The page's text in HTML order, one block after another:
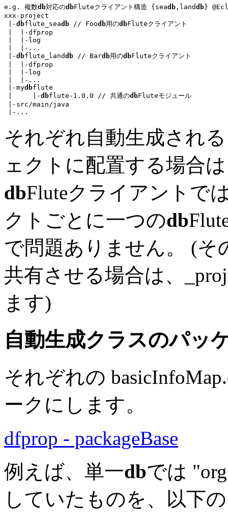
e.g. 複数db対応のdbFluteクライアント構造 {seadb ,landdb}
xxx-project
|-dbflute_seadb // Foodb用のdbFluteクライアント
|  |-dfprop
|  |-log
|  |- ...
|-dbflute_landdb // Bardb用のdbFluteクライアント
|  |-dfprop
|  |-log
|  |- ...
|-mydbflute
|     |-dbflute-1.0.0 // 共通のdbFluteモジュール
|-src/main/java
|- ...
それぞれ自動生成され
ェクトに配置する場合
dbFluteクライアントで
クトごとに一つのdb
で問題ありません。 (そ
共有させる場合は、
ます)
自動生成クラスのパッ
それぞれの
ークにします。
dfprop - packageBase
例えば、単一dbでは
していたものを、以下